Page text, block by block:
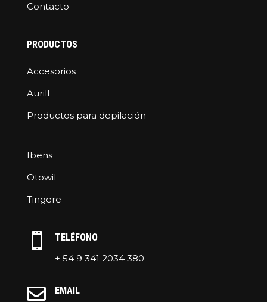
Contacto
PRODUCTOS
Accesorios
Aurill
Productos para depilación
Ibens
Otowil
Tingere

TELÉFONO
+ 54 9 341 2034 380
 EMAIL